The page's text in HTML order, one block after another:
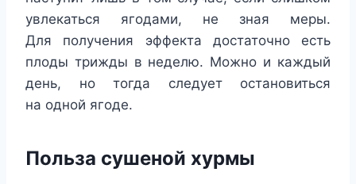
увлекаться ягодами, не зная меры.
Для получения эффекта достаточно есть
плоды трижды в неделю. Можно и каждый
день, но тогда следует остановиться
на одной ягоде.
Польза сушеной хурмы